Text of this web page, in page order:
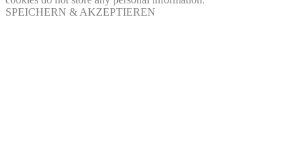
SPEICHERN & AKZEPTIEREN